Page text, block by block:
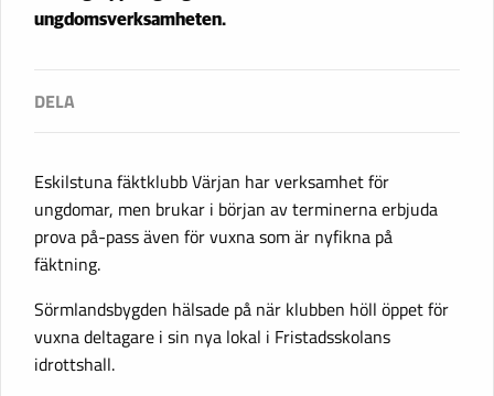
ungdomsverksamheten.
Eskilstuna fäktklubb Värjan har verksamhet för
ungdomar, men brukar i början av terminerna erbjuda
prova på-pass även för vuxna som är nyfikna på
fäktning.
Sörmlandsbygden hälsade på när klubben höll öppet för
vuxna deltagare i sin nya lokal i Fristadsskolans
idrottshall.